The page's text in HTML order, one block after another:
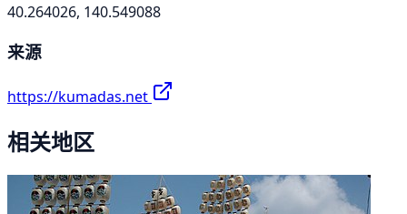
40.264026, 140.549088
来源
https://kumadas.net
相关地区